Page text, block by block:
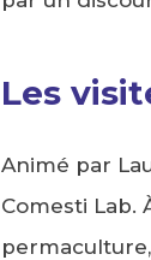
Les
Animé par
Comesti Lab.